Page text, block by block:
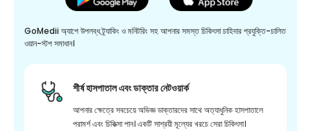
GoMedii অ্যাপে উপলব্ধ ট্র্যাকিং ও মনিটরিং সহ আপনার সমস্ত চিকিৎসা চাহিদার প্রযুক্তি-চালিত
ওয়ান-স্টপ সমাধান।
শীর্ষ হাসপাতাল এবং ডাক্তার নেটওয়ার্ক
আপনার ক্ষেত্রে সবচেয়ে অভিজ্ঞ ডাক্তারদের সাথে অত্যাধুনিক হাসপাতালে
পরামর্শ এবং চিকিত্সা পান। একটি সাশ্রয়ী মূল্যের খরচে সেরা চিকিৎসা।